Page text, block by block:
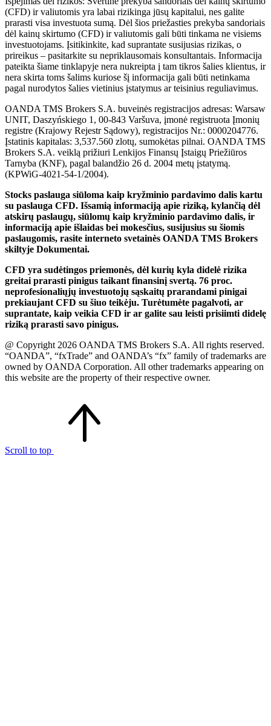
(CFD) ir valiutomis yra labai rizikinga jūsų kapitalui, nes galite
prarasti visa investuota sumą. Dėl šios priežasties prekyba sandoriais
dėl kainų skirtumo (CFD) ir valiutomis gali būti tinkama ne visiems
investuotojams. Įsitikinkite, kad suprantate susijusias rizikas, o
prireikus – pasitarkite su nepriklausomais konsultantais. Informacija
pateikta šiame tinklapyje nera nukreipta į tam tikros šalies klientus, ir
nera skirta toms šalims kuriose šį informacija gali būti netinkama
pagal nurodytos šalies vietinius įstatymus ar teisinius reguliavimus.
OANDA TMS Brokers S.A. buveinės registracijos adresas: Warsaw
UNIT, Daszyńskiego 1, 00-843 Varšuva, įmonė registruota Įmonių
registre (Krajowy Rejestr Sądowy), registracijos Nr.: 0000204776.
Įstatinis kapitalas: 3,537.560 zlotų, sumokėtas pilnai. OANDA TMS
Brokers S.A. veiklą prižiuri Lenkijos Finansų Įstaigų Priežiūros
Tarnyba (KNF), pagal balandžio 26 d. 2004 metų įstatymą.
(KPWiG-4021-54-1/2004).
Stocks paslauga siūloma kaip kryžminio pardavimo dalis kartu
su paslauga CFD. Išsamią informaciją apie riziką, kylančią dėl
atskirų paslaugų, siūlomų kaip kryžminio pardavimo dalis, ir
informaciją apie išlaidas bei mokesčius, susijusius su šiomis
paslaugomis, rasite interneto svetainės OANDA TMS Brokers
skiltyje Dokumentai.
CFD yra sudėtingos priemonės, dėl kurių kyla didelė rizika
greitai prarasti pinigus taikant finansinį svertą. 76 proc.
neprofesionaliųjų investuotojų sąskaitų prarandami pinigai
prekiaujant CFD su šiuo teikėju. Turėtumėte pagalvoti, ar
suprantate, kaip veikia CFD ir ar galite sau leisti prisiimti didelę
riziką prarasti savo pinigus.
@ Copyright 2026 OANDA TMS Brokers S.A. All rights reserved.
“OANDA”, “fxTrade” and OANDA’s “fx” family of trademarks are
owned by OANDA Corporation. All other trademarks appearing on
this website are the property of their respective owner.
Scroll to top